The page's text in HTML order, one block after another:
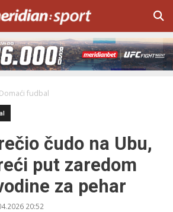
Domaći fudbal
čudo na Ubu,
put zaredom
za pehar
20:52